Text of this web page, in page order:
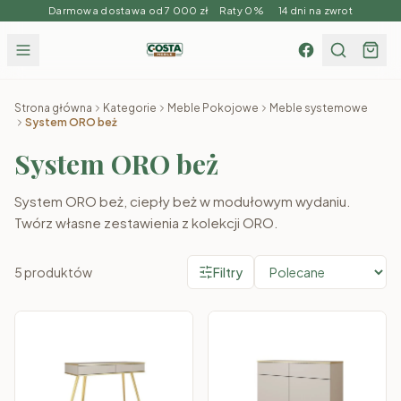
Darmowa dostawa od 7 000 zł Raty 0% 14 dni na zwrot
Strona główna Kategorie Meble Pokojowe
Meble systemowe
System ORO beż
System ORO beż
System ORO beż, ciepły beż w modułowym wydaniu.
Twórz własne zestawienia z kolekcji ORO.
5produktów Filtry
Produkty w kategorii System ORO beż